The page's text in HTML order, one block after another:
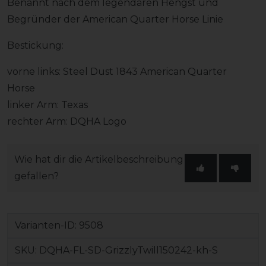
Benannt nach dem legendären Hengst und
Begründer der American Quarter Horse Linie
Bestickung:
vorne links: Steel Dust 1843 American Quarter
Horse
linker Arm: Texas
rechter Arm: DQHA Logo
Wie hat dir die Artikelbeschreibung
gefallen?
Varianten-ID: 9508
SKU: DQHA-FL-SD-GrizzlyTwill150242-kh-S